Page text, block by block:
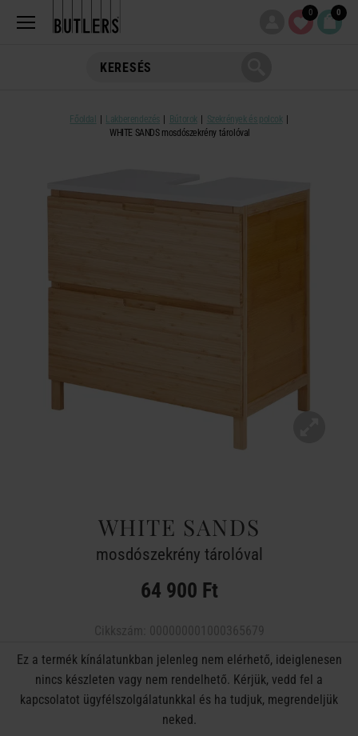
0 0
Főoldal Lakberendezés Bútorok
Szekrények és polcok
WHITE SANDS mosdószekrény tárolóval
WHITE SANDS
mosdószekrény tárolóval
64 900 Ft
Ez a termék kínálatunkban jelenleg nem elérhető, ideiglenesen
nincs készleten vagy nem rendelhető. Kérjük, vedd fel a
kapcsolatot ügyfélszolgálatunkkal és ha tudjuk, megrendeljük
neked.